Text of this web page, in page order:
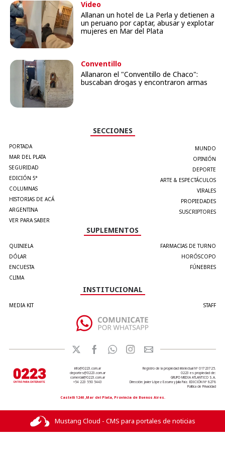
Video
Allanan un hotel de La Perla y detienen a
un peruano por captar, abusar y explotar
mujeres en Mar del Plata
Conventillo
Allanaron el "Conventillo de Chaco":
buscaban drogas y encontraron armas
SECCIONES
PORTADA
MAR DEL PLATA
SEGURIDAD
EDICIÓN 5°
COLUMNAS
HISTORIAS DE ACÁ
ARGENTINA
VER PARA SABER
MUNDO
OPINIÓN
DEPORTE
ARTE & ESPECTÁCULOS
VIRALES
PROPIEDADES
SUSCRIPTORES
SUPLEMENTOS
QUINIELA
DÓLAR
ENCUESTA
CLIMA
FARMACIAS DE TURNO
HORÓSCOPO
FÚNEBRES
INSTITUCIONAL
MEDIA KIT STAFF
info@0223.com.ar
deportes@0223.com.ar
comercial@0223.com.ar
+54 223 550 5443
Registro de la propiedad intelectual Nº 01723725.
0223 es propiedad de:
GRUPO MEDIA ATLANTICO S.A.
Dirección: Javier López Ezcurra y Julia Paiz. EDICIÓN Nº 8278
Política de Privacidad
Castelli 1240 ,Mar del Plata, Provincia de Buenos Aires.
Mustang Cloud - CMS para portales de noticias